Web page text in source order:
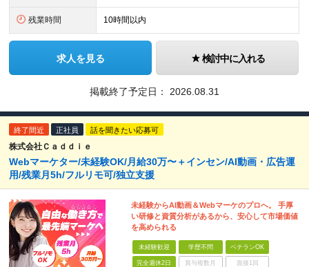
残業時間 10時間以内
求人を見る 検討中に入れる
掲載終了予定日： 2026.08.31
終了間近 正社員 話を聞きたい応募可
株式会社Ｃａｄｄｉｅ
Webマーケター/未経験OK/月給30万〜＋インセン/AI動画・広告運
用/残業月5h/フルリモ可/独立支援
未経験からAI動画＆Webマーケのプロへ。 手厚
い研修と資質分析があるから、安心して市場価値
を高められる
未経験歓迎 学歴不問 ベテランOK
完全週休2日 賞与複数月 面接1回